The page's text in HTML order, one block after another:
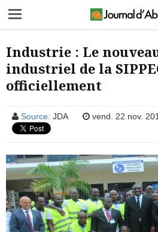
Industrie : Le
industriel de la
officiellement
Source: JDA vend. 22 nov.